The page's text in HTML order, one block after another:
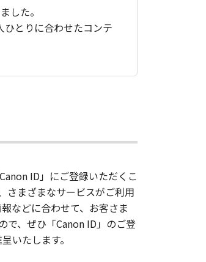
した。
とりに合わせたコンテ
ID」にご登録いただくこ
さまざまなサービスがご利用
などに合わせて、お客さま
で、ぜひ「Canon ID」のご登
いたします。